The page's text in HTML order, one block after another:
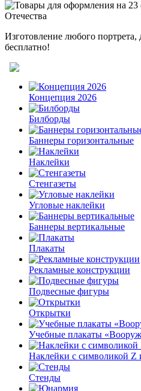
Изготовление любого портрета,
бесплатно!
Концепция 2026
Билборды
Баннеры горизонтальные
Наклейки
Стенгазеты
Угловые наклейки
Баннеры вертикальные
Плакаты
Рекламные конструкции
Подвесные фигуры
Открытки
Учебные плакаты
Наклейки с символикой Z
Стенды